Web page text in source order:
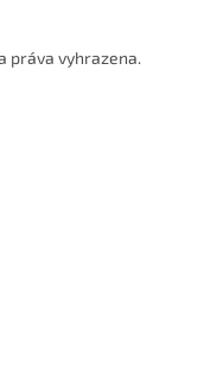
práva vyhrazena.